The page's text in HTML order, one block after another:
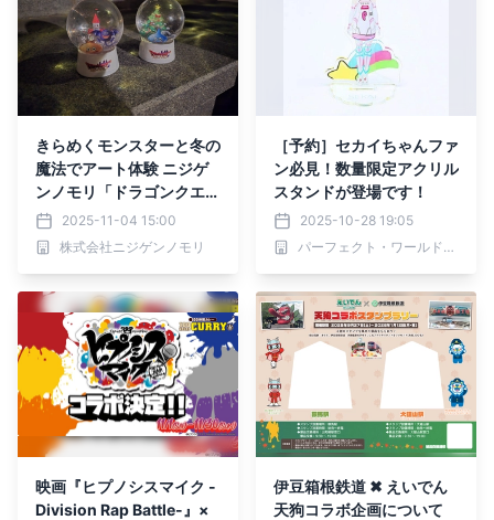
きらめくモンスターと冬の
魔法でアート体験 ニジゲ
ンノモリ「ドラゴンクエス
ト アイランド スノード
ーム制作体験2025」 202
5年11月29日（土）より冬
2025-11-04 15:00
株式会社ニジゲンノモリ
［予約］セカイちゃんファ
ン必見！数量限定アクリル
スタンドが登場です！
2025-10-28 19:05
パーフェクト・ワールド株式会社
映画『ヒプノシスマイク -
Division Rap Battle-』×
伊豆箱根鉄道 ✖ えいでん
天狗コラボ企画について